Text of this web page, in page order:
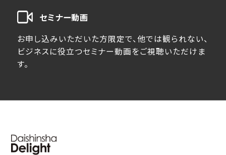
セミナー動画
お申し込みいただいた方限定で、他では観られない、
ビジネスに役立つセミナー動画をご視聴いただけま
す。